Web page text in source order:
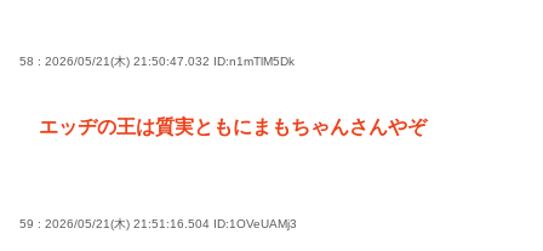
58 : 2026/05/21(木) 21:50:47.032 ID:n1mTlM5Dk
エッヂの王は質実ともにまもちゃんさんやぞ
59 : 2026/05/21(木) 21:51:16.504 ID:1OVeUAMj3